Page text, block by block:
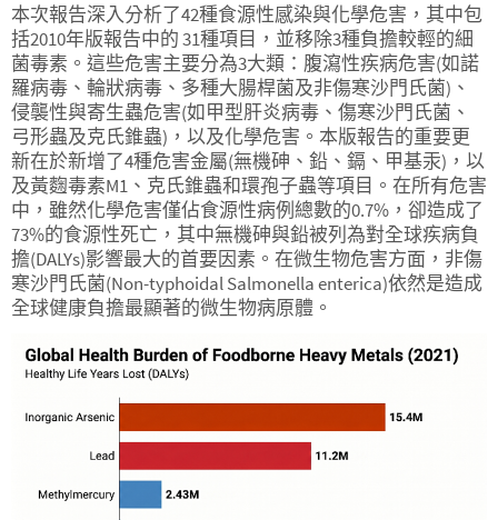
本次報告深入分析了42種食源性感染與化學危害，其中包
括2010年版報告中的 31種項目，並移除3種負擔較輕的細
菌毒素。這些危害主要分為3大類：腹瀉性疾病危害(如諾
羅病毒、輪狀病毒、多種大腸桿菌及非傷寒沙門氏菌)、
侵襲性與寄生蟲危害(如甲型肝炎病毒、傷寒沙門氏菌、
弓形蟲及克氏錐蟲)，以及化學危害。本版報告的重要更
新在於新增了4種危害金屬(無機砷、鉛、鎘、甲基汞)，以
及黃麴毒素M1、克氏錐蟲和環孢子蟲等項目。在所有危害
中，雖然化學危害僅佔食源性病例總數的0.7%，卻造成了
73%的食源性死亡，其中無機砷與鉛被列為對全球疾病負
擔(DALYs)影響最大的首要因素。在微生物危害方面，非傷
寒沙門氏菌(Non-typhoidal Salmonella enterica)依然是造成
全球健康負擔最顯著的微生物病原體。